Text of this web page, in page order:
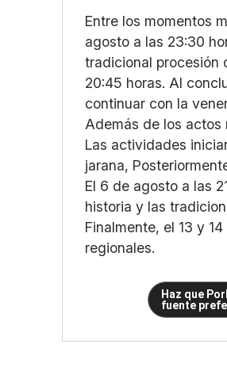
Entre los momentos
agosto a las 23:30
tradicional procesión
20:45 horas. Al
continuar con la
Además de los actos
Las actividades
jarana,
El 6 de agosto a las
historia y las
Finalmente, el 13 y
regionales.
Haz que
fuente